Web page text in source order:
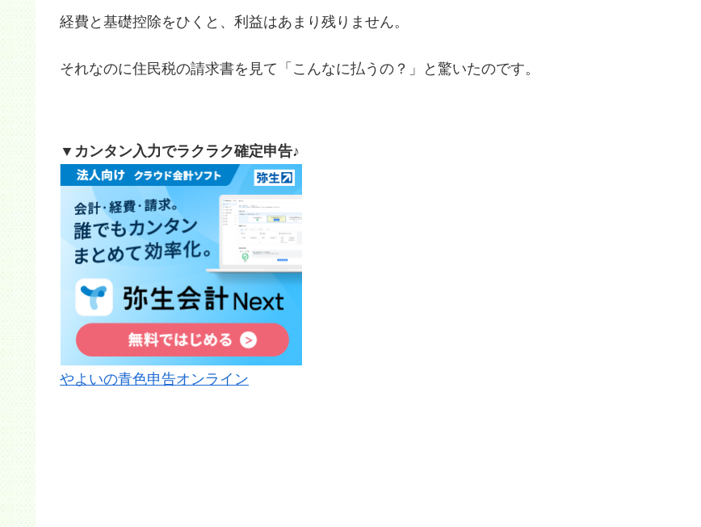
経費と基礎控除をひくと、利益はあまり残りません。
それなのに住民税の請求書を見て「こんなに払うの？」と驚いたのです。
▼カンタン入力でラクラク確定申告♪
やよいの青色申告オンライン